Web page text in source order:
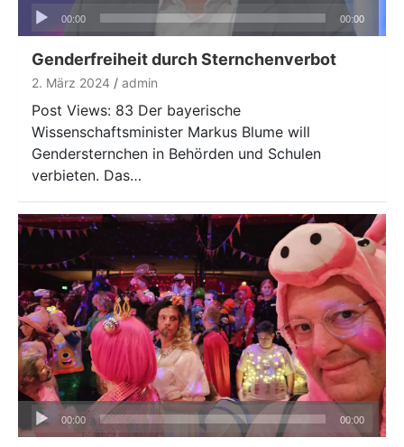
Audio-
Player
00:00 00:00
Genderfreiheit durch Sternchenverbot
2. März 2024 admin
Post Views: 83 Der bayerische
Wissenschaftsminister Markus Blume will
Gendersternchen in Behörden und Schulen
verbieten. Das…
Audio-
Player
00:00 00:00